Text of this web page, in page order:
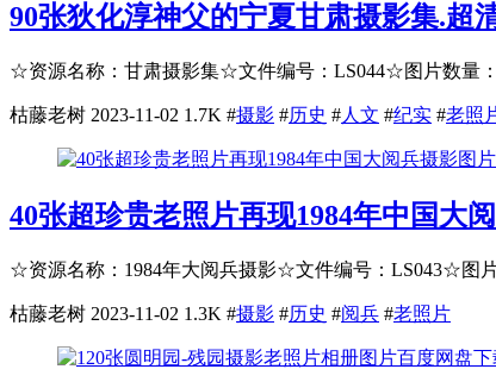
90张狄化淳神父的宁夏甘肃摄影集.超
☆资源名称：甘肃摄影集☆文件编号：LS044☆图片数量
枯藤老树 2023-11-02 1.7K #摄影 #历史 #人文 #纪实 #老照
40张超珍贵老照片再现1984年中国大
☆资源名称：1984年大阅兵摄影☆文件编号：LS043☆图
枯藤老树 2023-11-02 1.3K #摄影 #历史 #阅兵 #老照片